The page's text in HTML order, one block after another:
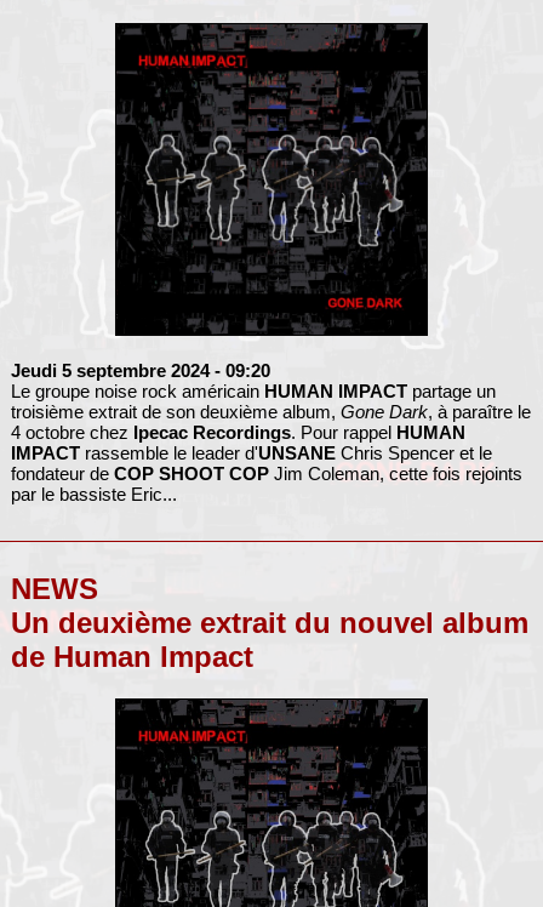
Jeudi 5 septembre 2024 - 09:20
Le groupe noise rock américain HUMAN IMPACTpartage un
troisième extrait de son deuxième album, Gone Dark, à paraître le
4 octobre chez Ipecac Recordings. Pour rappel HUMAN
IMPACTrassemble le leader d'UNSANEChris Spencer et le
fondateur de COP SHOOT COPJim Coleman, cette fois rejoints
par le bassiste Eric...
NEWS
Un deuxième extrait du nouvel album
de Human Impact